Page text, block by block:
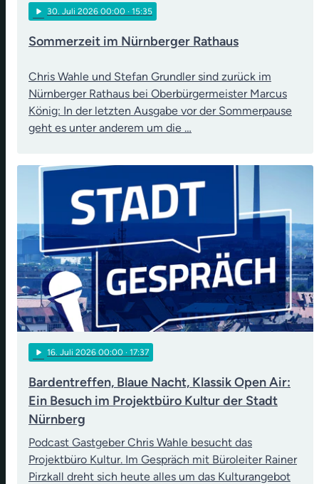
play_arrow 30. Juli 2026 00:00 · 15:35
Sommerzeit im Nürnberger Rathaus
Chris Wahle und Stefan Grundler sind zurück im
Nürnberger Rathaus bei Oberbürgermeister Marcus
König: In der letzten Ausgabe vor der Sommerpause
geht es unter anderem um die …
play_arrow 16. Juli 2026 00:00 · 17:37
Bardentreffen, Blaue Nacht, Klassik Open Air:
Ein Besuch im Projektbüro Kultur der Stadt
Nürnberg
Podcast Gastgeber Chris Wahle besucht das
Projektbüro Kultur. Im Gespräch mit Büroleiter Rainer
Pirzkall dreht sich heute alles um das Kulturangebot